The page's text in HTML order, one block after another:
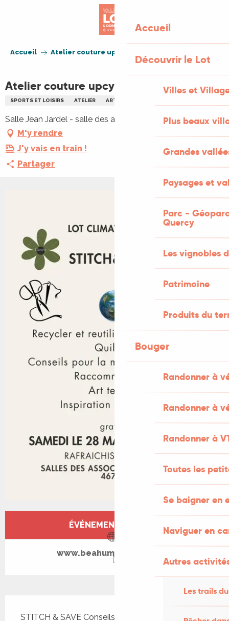
Accueil
Découvrir le Lot
Villes et
Plus beaux
Grandes
Paysages et
Parc -
Quercy
Les vignobles
Patrimoine
Produits du
Bouger
Randonner à
Randonner à
Randonner à
Toutes les
Se baigner en
Naviguer en
Autres
Les trails
Accueil Atelier couture upcycling
Atelier couture upcycling
SPORTS ET LOISIRS ATELIER ARTISANAT
Salle Jean Jardel - salle des associations, 46700 Duravel
M'y rendre
J'y vais en train !
Partager
Ouverture et coordonnées
ÉVÉNEMENT TERMINÉ
www.beahummingbird.info
STITCH & SAVE Conseils, idées, démos -